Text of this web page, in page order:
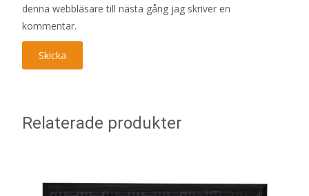
denna webbläsare till nästa gång jag skriver en
kommentar.
Relaterade produkter